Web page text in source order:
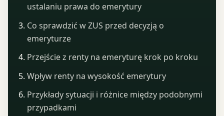
ustalaniu prawa do emerytury
Co sprawdzić w ZUS przed decyzją o
emeryturze
Przejście z renty na emeryturę krok po kroku
Wpływ renty na wysokość emerytury
Przykłady sytuacji i różnice między podobnymi
przypadkami